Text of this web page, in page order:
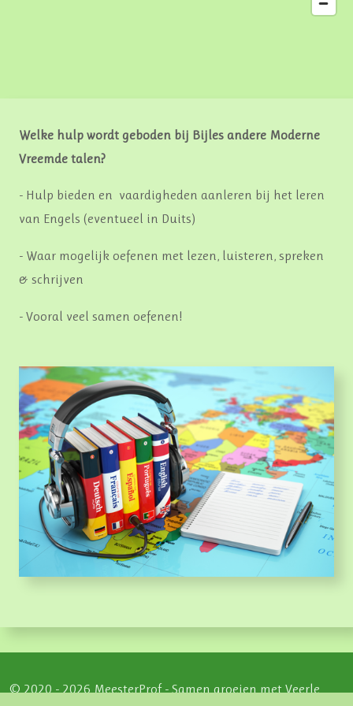
Welke hulp wordt geboden bij Bijles andere Moderne
Vreemde talen?
- Hulp bieden en vaardigheden aanleren bij het leren
van Engels (eventueel in Duits)
- Waar mogelijk oefenen met lezen, luisteren, spreken
& schrijven
- Vooral veel samen oefenen!
© 2020 - 2026 MeesterProf - Samen groeien met Veerle